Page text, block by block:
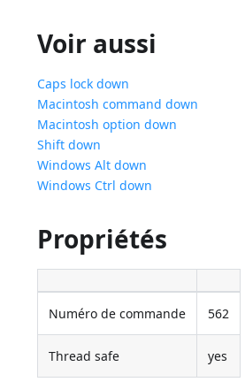
Voir aussi
Caps lock down
Macintosh command down
Macintosh option down
Shift down
Windows Alt down
Windows Ctrl down
Propriétés
Numéro de commande 562
Thread safe yes